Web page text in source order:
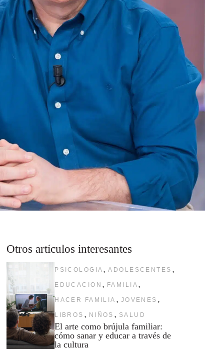
Otros artículos interesantes
PSICOLOGIA , ADOLESCENTES ,
EDUCACION , FAMILIA ,
HACER FAMILIA , JOVENES ,
LIBROS , NIÑOS , SALUD
El arte como brújula familiar:
cómo sanar y educar a través de
la cultura